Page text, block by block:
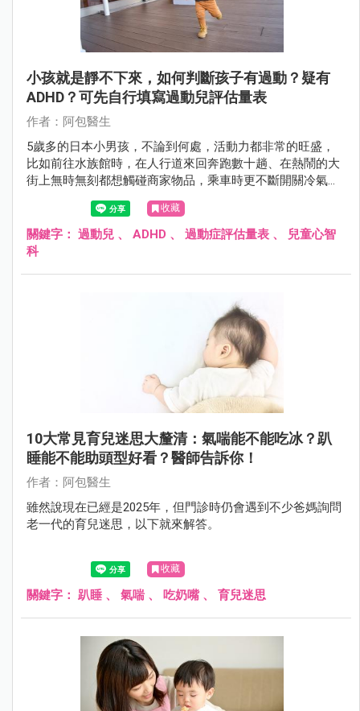
小孩就是靜不下來，如何判斷孩子有過動？疑有
ADHD？可先自行填寫過動兒評估量表
作者：阿包醫生
5歲多的日本小男孩，不論到何處，活動力都非常的旺盛，
比如前往水族館時，在人行道來回奔跑數十趟、在熱鬧的大
街上無時無刻都想觸碰商家物品，乘車時更不斷開關冷氣
口、車窗和玩垃圾，讓全車乘客都很困擾，面對疑似有過動
症的兒子，爸媽只能搖頭表示無奈。
收藏
關鍵字： 過動兒 、 ADHD 、 過動症評估量表 、
兒童心智
科
10大常見育兒迷思大釐清：氣喘能不能吃冰？趴
睡能不能助頭型好看？醫師告訴你！
作者：阿包醫生
雖然說現在已經是2025年，但門診時仍會遇到不少爸媽詢問
老一代的育兒迷思，以下就來解答。
收藏
關鍵字： 趴睡 、 氣喘、 吃奶嘴、 育兒迷思